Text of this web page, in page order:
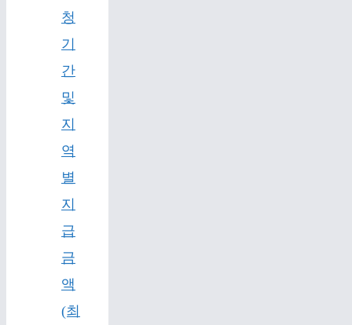
청
기
간
및
지
역
별
지
급
금
액
(최